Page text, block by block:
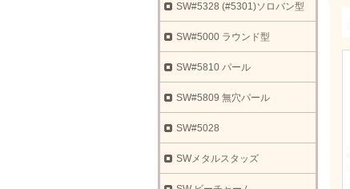
SW#5328 (#5301)ソロバン型
SW#5000 ラウンド型
SW#5810 パール
SW#5809 無穴パール
SW#5028
SWメタルスタッズ